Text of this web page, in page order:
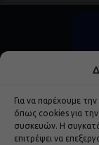
Για να παρέχουμε
όπως cookies για
συσκευών. Η
επιτρέψει να